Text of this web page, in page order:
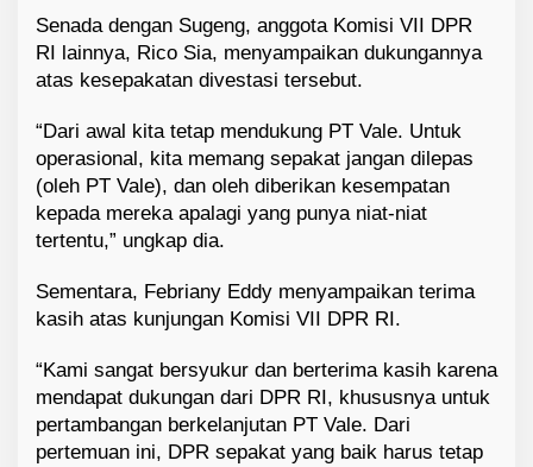
Senada dengan Sugeng, anggota Komisi VII DPR
RI lainnya, Rico Sia, menyampaikan dukungannya
atas kesepakatan divestasi tersebut.
“Dari awal kita tetap mendukung PT Vale. Untuk
operasional, kita memang sepakat jangan dilepas
(oleh PT Vale), dan oleh diberikan kesempatan
kepada mereka apalagi yang punya niat-niat
tertentu,” ungkap dia.
Sementara, Febriany Eddy menyampaikan terima
kasih atas kunjungan Komisi VII DPR RI.
“Kami sangat bersyukur dan berterima kasih karena
mendapat dukungan dari DPR RI, khususnya untuk
pertambangan berkelanjutan PT Vale. Dari
pertemuan ini, DPR sepakat yang baik harus tetap